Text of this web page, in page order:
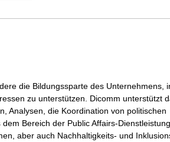
die Bildungssparte des Unternehmens,
zu unterstützen. Dicomm unterstützt
Analysen, die Koordination von politischen
Bereich der Public Affairs-
aber auch Nachhaltigkeits- und